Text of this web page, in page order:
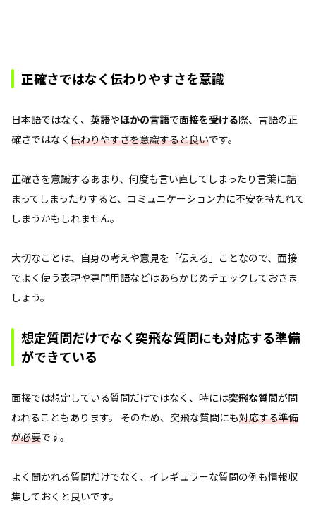
正確さではなく伝わりやすさを意識
日本語ではなく、 英語やほかの言語で面接を受ける際、言語の正
確さではなく 伝わりやすさを意識すると良いです。
正確さを意識するあまり、何度も言い直してしまったり言葉に詰
まってしまったりすると、コミュニケーション力に不安を持たれて
しまうかもしれません。
大切なことは、自身の考えや意見を「伝える」ことなので、面接
でよく使う表現や専門用語などはあらかじめチェックしておきま
しょう。
想定質問だけでなく突飛な質問にも対応する準備
ができている
面接では想定している質問だけではなく、時には突飛な質問が問
われることもあります。 そのため、突飛な質問にも対応する準備
が必要です。
よく聞かれる質問だけでなく、イレギュラーな質問の例も情報収
集しておくと良いです。